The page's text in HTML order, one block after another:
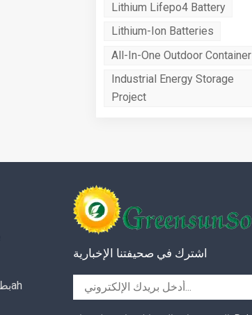
Lithium Lifepo4 Battery
Lithium-Ion Batteries
All-In-One Outdoor Container
Industrial Energy Storage
Project
بطارية ليثيوم 12 فولت 100ah
اشترك في صحيفتنا الإخبارية